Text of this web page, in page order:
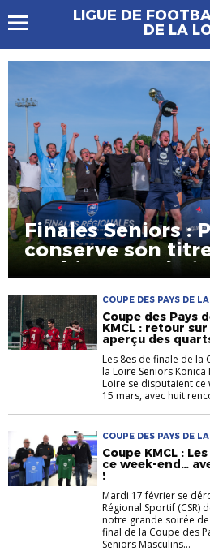
LIGUE DE
DE LA
Finales Seniors :
conserve son
Herbiers sacrés à
COUPE DES PAYS DE
MINOLTA
Coupe des Pays
KMCL : retour
aperçu des
Les 8es de finale de la
la Loire Seniors
Loire se disputaient ce
15 mars, avec huit
COUPE DES PAYS DE
MINOLTA COUPE DES
SENIORS
Coupe KMCL :
ce week-end…
!
Mardi 17 février se
Régional Sportif (CSR)
notre grande soirée
final de la Coupe des
Seniors Masculins...